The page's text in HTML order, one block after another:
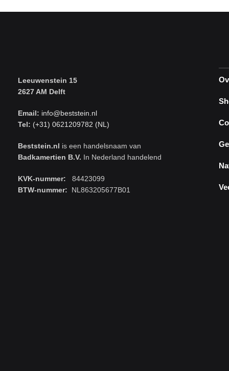
Leeuwenstein 15
2627 AM Delft
Email: info@beststein.nl
Tel: (+31) 0621209782 (NL)
Beststein.nl is een handelsnaam van
Badkamertien B.V. In Nederland handelend
KVK-nummer: 84423099
BTW-nummer: NL863205677B01